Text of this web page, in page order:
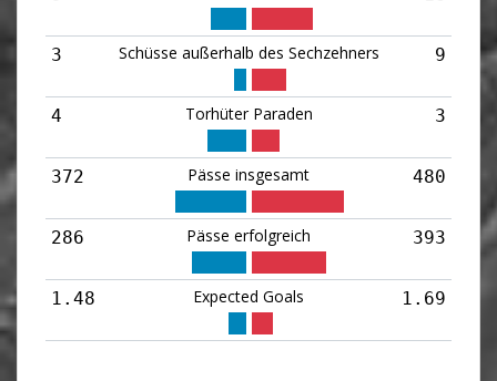
3 Schüsse außerhalb des Sechzehners 9
4 Torhüter Paraden 3
372 Pässe insgesamt 480
286 Pässe erfolgreich 393
1.48 Expected Goals 1.69